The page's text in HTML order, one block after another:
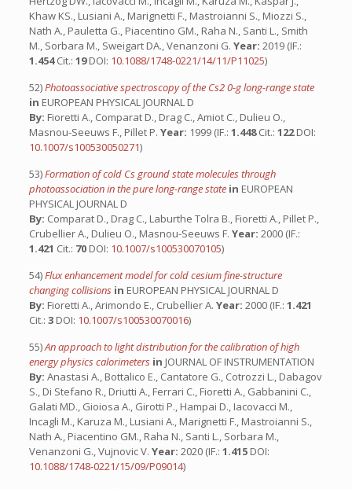
Khaw KS., Lusiani A., Marignetti F., Mastroianni S., Miozzi S.,
Nath A., Pauletta G., Piacentino GM., Raha N., Santi L., Smith
M., Sorbara M., Sweigart DA., Venanzoni G. Year: 2019 (IF.:
1.454Cit.: 19DOI: 10.1088/1748-0221/14/11/P11025)
52)Photoassociative spectroscopy of the Cs2 0-g long-range state
in EUROPEAN PHYSICAL JOURNAL D
By: Fioretti A., Comparat D., Drag C., Amiot C., Dulieu O.,
Masnou-Seeuws F., Pillet P. Year: 1999 (IF.: 1.448Cit.: 122DOI:
10.1007/s100530050271)
53)Formation of cold Cs ground state molecules through
photoassociation in the pure long-range state in EUROPEAN
PHYSICAL JOURNAL D
By: Comparat D., Drag C., Laburthe Tolra B., Fioretti A., Pillet P.,
Crubellier A., Dulieu O., Masnou-Seeuws F. Year: 2000 (IF.:
1.421 Cit.: 70 DOI: 10.1007/s100530070105)
54)Flux enhancement model for cold cesium fine-structure
changing collisions in EUROPEAN PHYSICAL JOURNAL D
By: Fioretti A., Arimondo E., Crubellier A. Year: 2000 (IF.: 1.421
Cit.: 3 DOI: 10.1007/s100530070016)
55)An approach to light distribution for the calibration of high
energy physics calorimeters in JOURNAL OF INSTRUMENTATION
By: Anastasi A., Bottalico E., Cantatore G., Cotrozzi L., Dabagov
S., Di Stefano R., Driutti A., Ferrari C., Fioretti A., Gabbanini C.,
Galati MD., Gioiosa A., Girotti P., Hampai D., Iacovacci M.,
Incagli M., Karuza M., Lusiani A., Marignetti F., Mastroianni S.,
Nath A., Piacentino GM., Raha N., Santi L., Sorbara M.,
Venanzoni G., Vujnovic V. Year: 2020 (IF.: 1.415 DOI:
10.1088/1748-0221/15/09/P09014)